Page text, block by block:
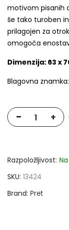
motivom pisanih
še tako turoben
prilagojen za
omogoča
Dimenzija: 63 x
Blagovna znamka:
- +
Razpoložljivost:
SKU 13424
Brand Pret